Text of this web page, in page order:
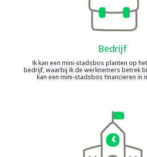
Bedrijf
Ik kan een mini-stadsbos planten op
bedrijf, waarbij ik de werknemers betrek
kan een mini-stadsbos financieren in